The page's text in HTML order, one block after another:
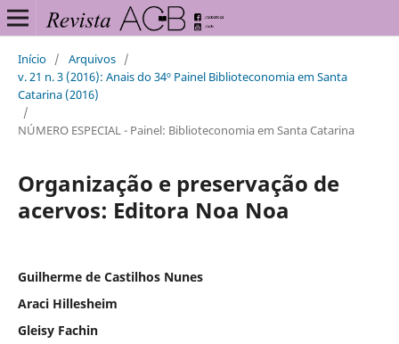
Início / Arquivos /
v. 21 n. 3 (2016): Anais do 34º Painel Biblioteconomia em Santa
Catarina (2016)
/
NÚMERO ESPECIAL - Painel: Biblioteconomia em Santa Catarina
Organização e preservação de
acervos: Editora Noa Noa
Guilherme de Castilhos Nunes
Araci Hillesheim
Gleisy Fachin